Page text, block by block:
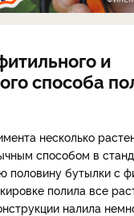
и
способа
несколько
способом в
половину бутылки с
полила все
налила